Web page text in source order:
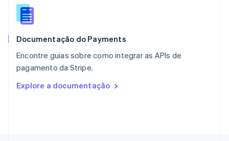
Documentação do Payments
Encontre guias sobre como integrar as APIs de
pagamento da Stripe.
Explore a documentação
Português
RAE de Hong Kong, China
Reino Unido
República Tcheca
English
English